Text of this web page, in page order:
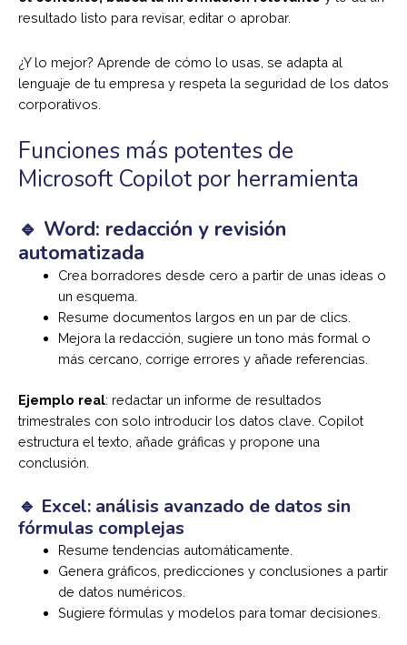
resultado listo para revisar, editar o aprobar.
¿Y lo mejor? Aprende de cómo lo usas, se adapta al
lenguaje de tu empresa y respeta la seguridad de los datos
corporativos.
Funciones más potentes de
Microsoft Copilot por herramienta
🔹 Word: redacción y revisión
automatizada
Crea borradores desde cero a partir de unas ideas o
un esquema.
Resume documentos largos en un par de clics.
Mejora la redacción, sugiere un tono más formal o
más cercano, corrige errores y añade referencias.
Ejemplo real: redactar un informe de resultados
trimestrales con solo introducir los datos clave. Copilot
estructura el texto, añade gráficas y propone una
conclusión.
🔹 Excel: análisis avanzado de datos sin
fórmulas complejas
Resume tendencias automáticamente.
Genera gráficos, predicciones y conclusiones a partir
de datos numéricos.
Sugiere fórmulas y modelos para tomar decisiones.